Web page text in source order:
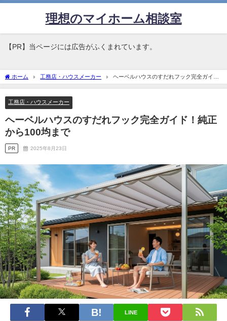
理想のマイホーム相談室
【PR】当ページには広告がふくまれています。
ホーム 工務店・ハウスメーカー
ヘーベルハウスのすだれフック完全ガイ
ド！純正から100均まで
工務店・ハウスメーカー
ヘーベルハウスのすだれフック完全ガイド！純正
から100均まで
PR 2025年8月23日
LINE